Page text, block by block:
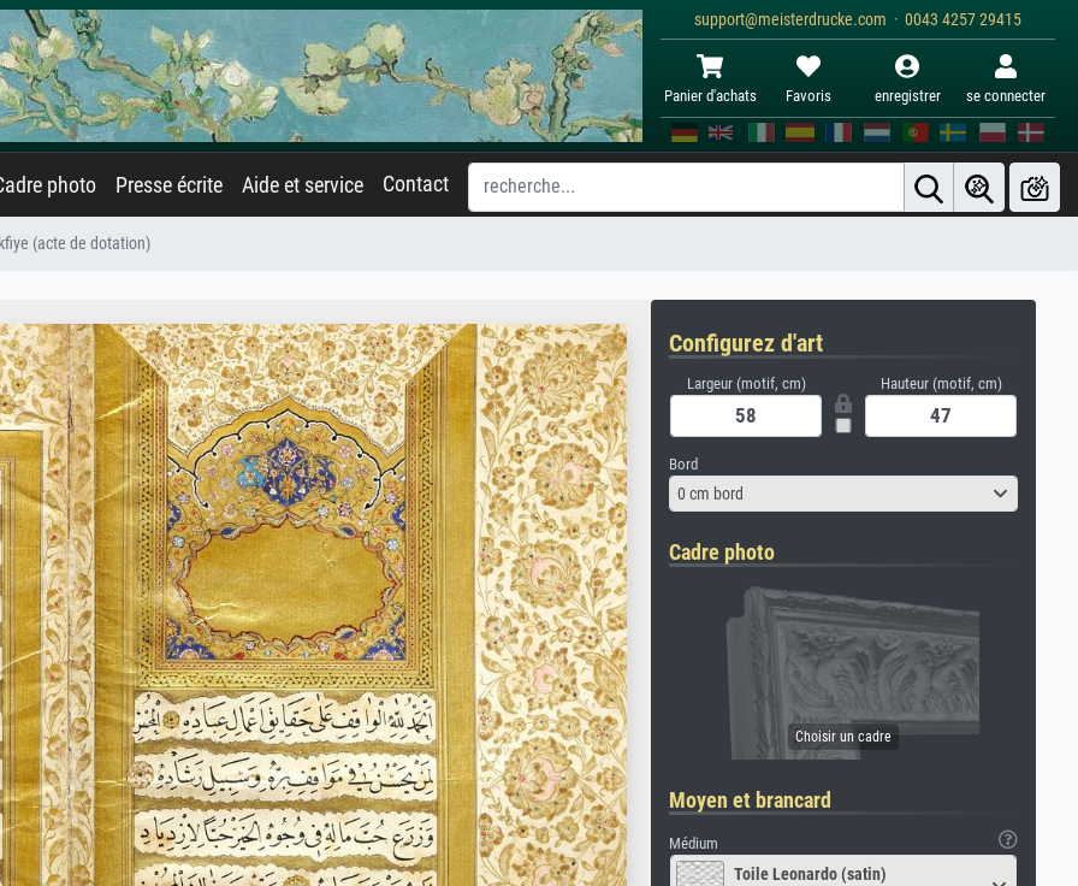
support@meisterdrucke.com · 0043 4257 29415
Panier d'achats Favoris enregistrer se connecter
photo Presse écrite Aide et service Contact
(acte de dotation)
Configurez d'art
Largeur (motif, cm) Hauteur (motif, cm)
Bord
0 cm bord
Cadre photo
Moyen et brancard
Médium
Toile Leonardo (satin)